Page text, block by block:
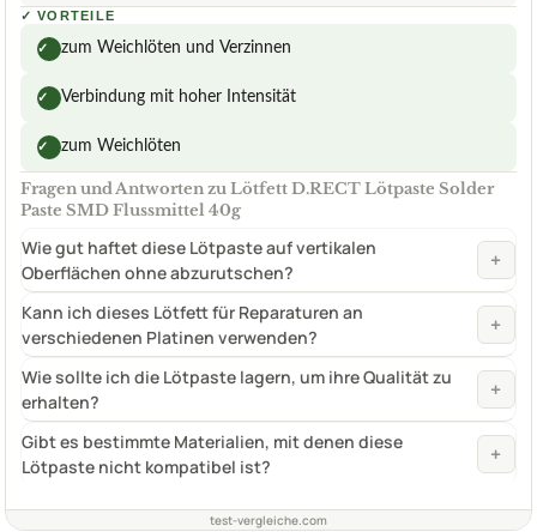
✓ VORTEILE
✓ zum Weichlöten und Verzinnen
✓ Verbindung mit hoher Intensität
✓ zum Weichlöten
Fragen und Antworten zu Lötfett D.RECT Lötpaste Solder
Paste SMD Flussmittel 40g
Wie gut haftet diese Lötpaste auf vertikalen
Oberflächen ohne abzurutschen?
+
Kann ich dieses Lötfett für Reparaturen an
verschiedenen Platinen verwenden?
+
Wie sollte ich die Lötpaste lagern, um ihre Qualität zu
erhalten?
+
Gibt es bestimmte Materialien, mit denen diese
Lötpaste nicht kompatibel ist?
+
test-vergleiche.com